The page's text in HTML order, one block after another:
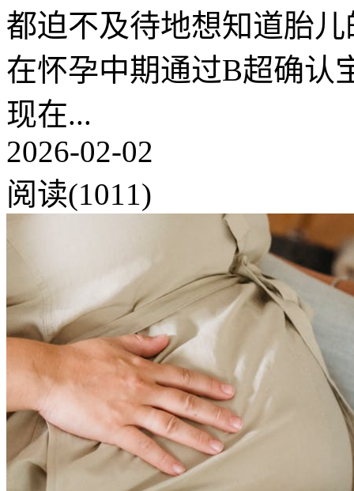
都迫不及待地想知道胎
在怀孕中期通过B超确认
现在...
2026-02-02
阅读(1011)